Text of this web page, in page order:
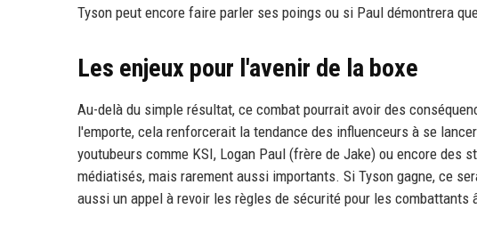
Tyson peut encore faire parler ses poings ou si Paul démontrera
Les enjeux pour l'avenir de la boxe
Au-delà du simple résultat, ce combat pourrait avoir des
l'emporte, cela renforcerait la tendance des influenceurs à se
youtubeurs comme KSI, Logan Paul (frère de Jake) ou encore des
médiatisés, mais rarement aussi importants. Si Tyson gagne, ce
aussi un appel à revoir les règles de sécurité pour les combattants